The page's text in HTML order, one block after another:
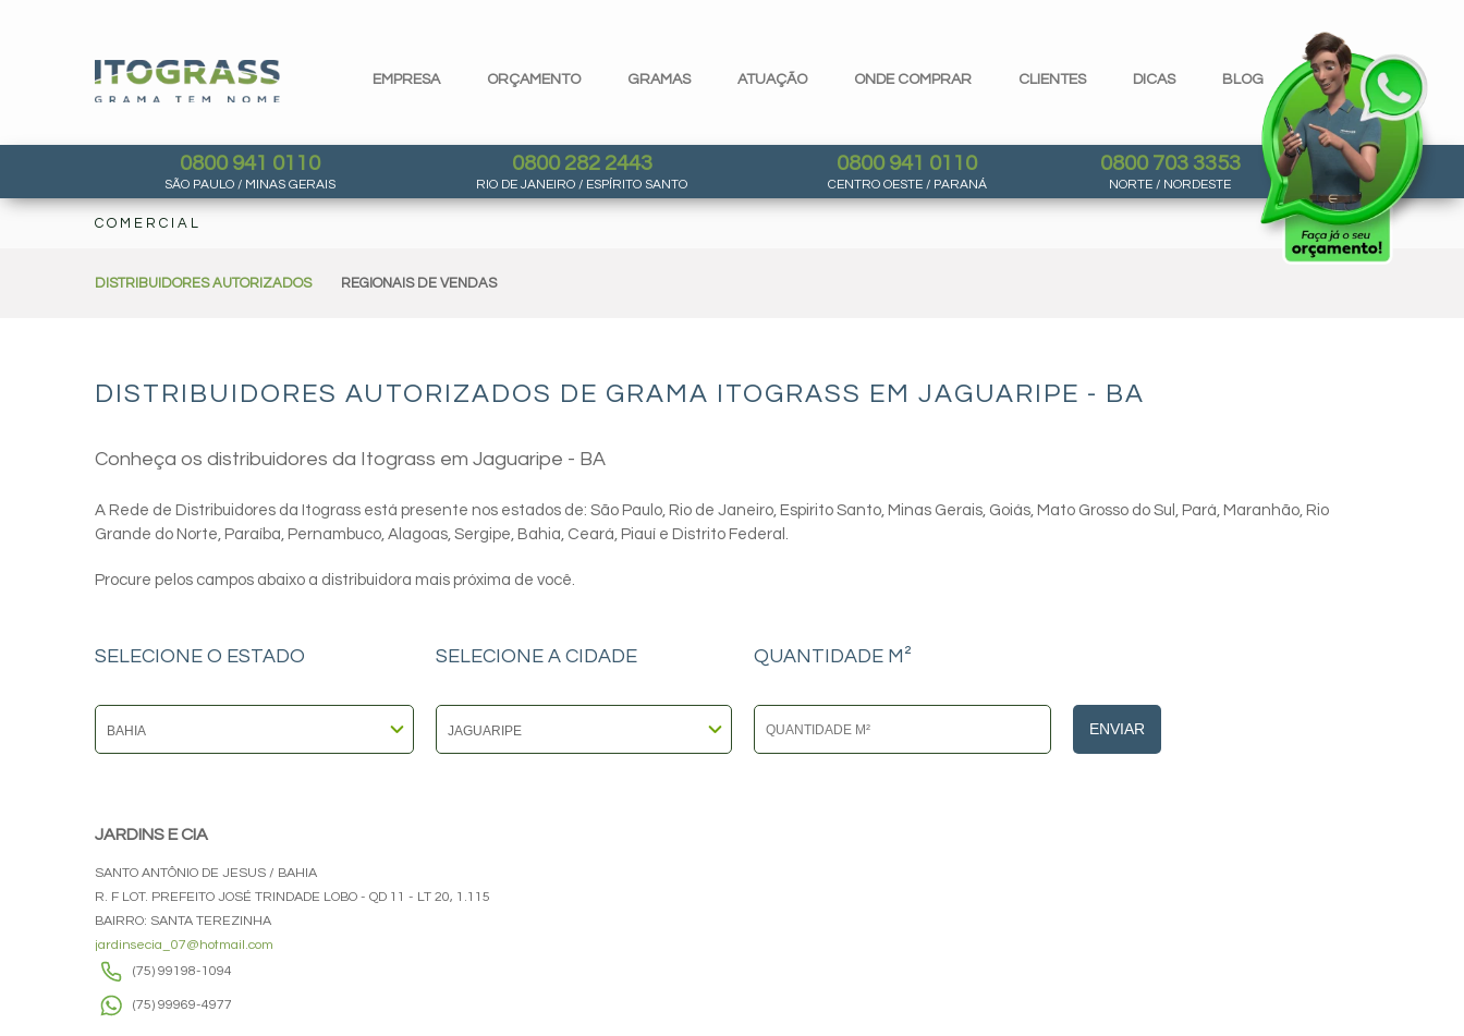
EMPRESA ORÇAMENTO GRAMAS ATUAÇÃO ONDE COMPRAR CLIENTES DICAS BLOG
0800 941 0110
SÃO PAULO / MINAS GERAIS
0800 282 2443
RIO DE JANEIRO / ESPÍRITO SANTO
0800 941 0110
CENTRO OESTE / PARANÁ
0800 703 3353
NORTE / NORDESTE
COMERCIAL
DISTRIBUIDORES AUTORIZADOS REGIONAIS DE VENDAS
DISTRIBUIDORES AUTORIZADOS DE GRAMA ITOGRASS EM JAGUARIPE - BA
Conheça os distribuidores da Itograss em Jaguaripe - BA
A Rede de Distribuidores da Itograss está presente nos estados de: São Paulo, Rio de Janeiro, Espirito Santo, Minas Gerais, Goiás, Mato Grosso do Sul, Pará, Maranhão, Rio
Grande do Norte, Paraíba, Pernambuco, Alagoas, Sergipe, Bahia, Ceará, Piauí e Distrito Federal.
Procure pelos campos abaixo a distribuidora mais próxima de você.
SELECIONE O ESTADO SELECIONE A CIDADE QUANTIDADE M²
ENVIAR
JARDINS E CIA
SANTO ANTÔNIO DE JESUS / BAHIA
R. F LOT. PREFEITO JOSÉ TRINDADE LOBO - QD 11 - LT 20, 1.115
BAIRRO: SANTA TEREZINHA
jardinsecia_07@hotmail.com
(75) 99198-1094
(75) 99969-4977